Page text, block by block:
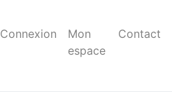
Connexion
Mon
espace
Contact